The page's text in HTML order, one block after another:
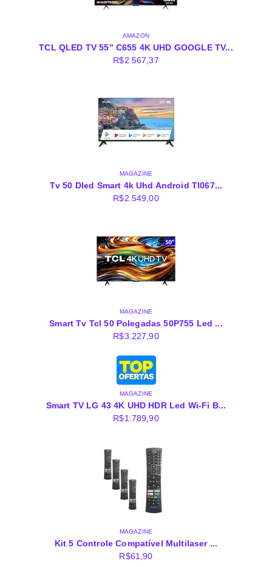
AMAZON
TCL QLED TV 55” C655 4K UHD GOOGLE TV...
R$2.567,37
MAGAZINE
Tv 50 Dled Smart 4k Uhd Android Tl067...
R$2.549,00
MAGAZINE
Smart Tv Tcl 50 Polegadas 50P755 Led ...
R$3.227,90
MAGAZINE
Smart TV LG 43 4K UHD HDR Led Wi-Fi B...
R$1.789,90
MAGAZINE
Kit 5 Controle Compatível Multilaser ...
R$61,90